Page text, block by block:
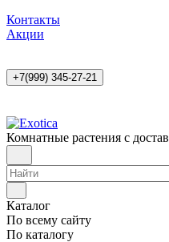
Контакты
Акции
+7(999) 345-27-21
Комнатные растения с
Каталог
По всему сайту
По каталогу